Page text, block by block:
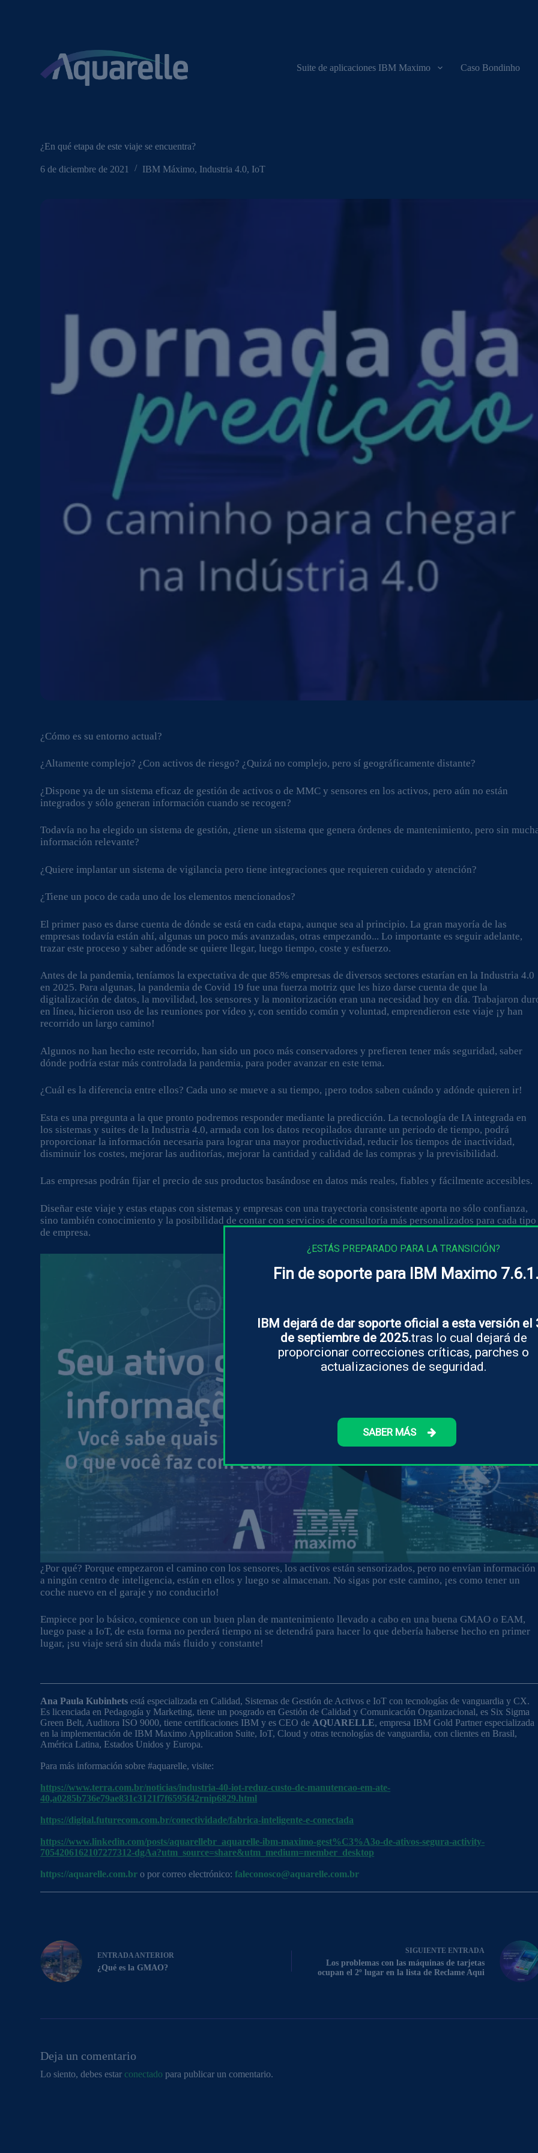
Suite de aplicaciones IBM Maximo Caso Bondinho
¿En qué etapa de este viaje se encuentra?
6 de diciembre de 2021 IBM Máximo, Industria 4.0, IoT
¿Cómo es su entorno actual?
¿Altamente complejo? ¿Con activos de riesgo? ¿Quizá no complejo, pero sí geográficamente distante?
¿Dispone ya de un sistema eficaz de gestión de activos o de MMC y sensores en los activos, pero aún no están
integrados y sólo generan información cuando se recogen?
Todavía no ha elegido un sistema de gestión, ¿tiene un sistema que genera órdenes de mantenimiento, pero sin
información relevante?
¿Quiere implantar un sistema de vigilancia pero tiene integraciones que requieren cuidado y atención?
¿Tiene un poco de cada uno de los elementos mencionados?
El primer paso es darse cuenta de dónde se está en cada etapa, aunque sea al principio. La gran mayoría de las
empresas todavía están ahí, algunas un poco más avanzadas, otras empezando... Lo importante es seguir adelante,
trazar este proceso y saber adónde se quiere llegar, luego tiempo, coste y esfuerzo.
Antes de la pandemia, teníamos la expectativa de que 85% empresas de diversos sectores estarían en la Industria 4.0
en 2025. Para algunas, la pandemia de Covid 19 fue una fuerza motriz que les hizo darse cuenta de que la
digitalización de datos, la movilidad, los sensores y la monitorización eran una necesidad hoy en día. Trabajaron
en línea, hicieron uso de las reuniones por vídeo y, con sentido común y voluntad, emprendieron este viaje ¡y han
recorrido un largo camino!
Algunos no han hecho este recorrido, han sido un poco más conservadores y prefieren tener más seguridad, saber
dónde podría estar más controlada la pandemia, para poder avanzar en este tema.
¿Cuál es la diferencia entre ellos? Cada uno se mueve a su tiempo, ¡pero todos saben cuándo y adónde quieren ir!
Esta es una pregunta a la que pronto podremos responder mediante la predicción. La tecnología de IA integrada en
los sistemas y suites de la Industria 4.0, armada con los datos recopilados durante un periodo de tiempo, podrá
proporcionar la información necesaria para lograr una mayor productividad, reducir los tiempos de inactividad,
disminuir los costes, mejorar las auditorías, mejorar la cantidad y calidad de las compras y la previsibilidad.
Las empresas podrán fijar el precio de sus productos basándose en datos más reales, fiables y fácilmente accesibles.
Diseñar este viaje y estas etapas con sistemas y empresas con una trayectoria consistente aporta no sólo confianza,
sino también conocimiento y la posibilidad de contar con servicios de consultoría más personalizados para cada tipo
de empresa.
¿Por qué? Porque empezaron el camino con los sensores, los activos están sensorizados, pero no envían información
a ningún centro de inteligencia, están en ellos y luego se almacenan. No sigas por este camino, ¡es como tener un
coche nuevo en el garaje y no conducirlo!
Empiece por lo básico, comience con un buen plan de mantenimiento llevado a cabo en una buena GMAO o EAM,
luego pase a IoT, de esta forma no perderá tiempo ni se detendrá para hacer lo que debería haberse hecho en primer
lugar, ¡su viaje será sin duda más fluido y constante!
Ana Paula Kubinhets está especializada en Calidad, Sistemas de Gestión de Activos e IoT con tecnologías de vanguardia y CX.
Es licenciada en Pedagogía y Marketing, tiene un posgrado en Gestión de Calidad y Comunicación Organizacional, es Six Sigma
Green Belt, Auditora ISO 9000, tiene certificaciones IBM y es CEO de AQUARELLE, empresa IBM Gold Partner especializada
en la implementación de IBM Maximo Application Suite, IoT, Cloud y otras tecnologías de vanguardia, con clientes en Brasil,
América Latina, Estados Unidos y Europa.
Para más información sobre #aquarelle, visite:
https://www.terra.com.br/noticias/industria-40-iot-reduz-custo-de-manutencao-em-ate-
40,a0285b736e79ae831c3121f7f6595f42rnip6829.html
https://digital.futurecom.com.br/conectividade/fabrica-inteligente-e-conectada
https://www.linkedin.com/posts/aquarellebr_aquarelle-ibm-maximo-gest%C3%A3o-de-ativos-segura-activity-
7054206162107277312-dgAa?utm_source=share&utm_medium=member_desktop
https://aquarelle.com.br o por correo electrónico:faleconosco@aquarelle.com.br
ENTRADAANTERIOR
¿Qué es la GMAO?
SIGUIENTE ENTRADA
Los problemas con las máquinas de tarjetas
ocupan el 2º lugar en la lista de Reclame Aqui
Deja un comentario
Lo siento, debes estar conectado para publicar un comentario.
SABER MÁS
¿ESTÁS PREPARADO PARA LA TRANSICIÓN?
Fin de soporte para IBM Maximo
IBM dejará de dar soporte oficial a esta versión el
de septiembre de 2025.tras lo cual dejará de
proporcionar correcciones críticas, parches o
actualizaciones de seguridad.